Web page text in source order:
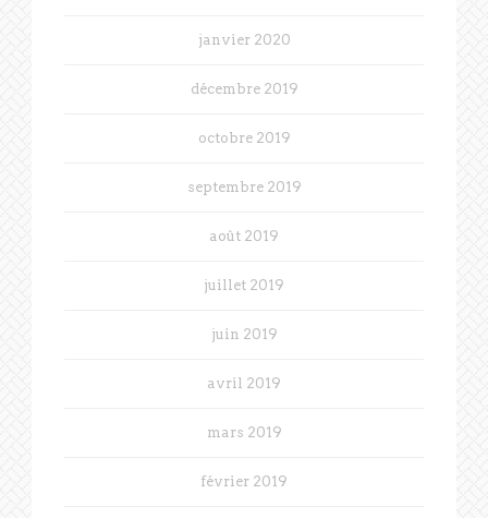
janvier 2020
décembre 2019
octobre 2019
septembre 2019
août 2019
juillet 2019
juin 2019
avril 2019
mars 2019
février 2019